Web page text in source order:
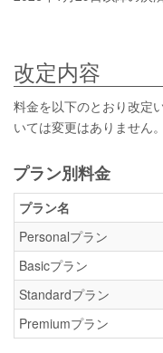
改定内容
料金を以下のとおり改定
いては変更はありません。
プラン別料金
プラン名
Personalプラン
Basicプラン
Standardプラン
Premiumプラン